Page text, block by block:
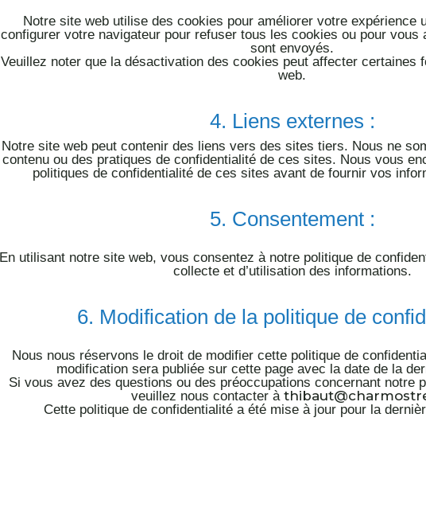
Notre site web utilise des cookies pour améliorer votre expérience
configurer votre navigateur pour refuser tous les cookies ou pour vous
sont envoyés.
Veuillez noter que la désactivation des cookies peut affecter certaines
web.
4. Liens externes :
Notre site web peut contenir des liens vers des sites tiers. Nous ne
contenu ou des pratiques de confidentialité de ces sites. Nous vous
politiques de confidentialité de ces sites avant de fournir vos
5. Consentement :
En utilisant notre site web, vous consentez à notre politique de
collecte et d’uti lisation des informations.
6. Modification de la politique de
Nous nous réservons le droit de modifier cette politique de
modification sera publiée sur cette page avec la date de la
Si vous avez des questions ou des préoccupations concernant notre
veuillez nous contacter à
Cette politique de confidentialité a été mise à jour pour la